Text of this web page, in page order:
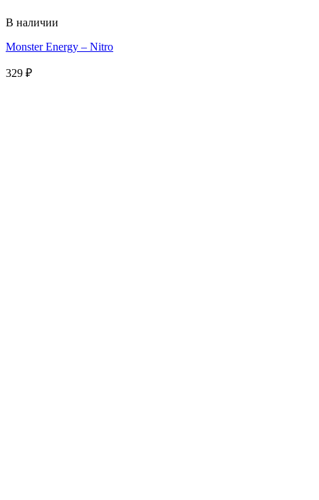
В наличии
Monster Energy – Nitro
329 ₽